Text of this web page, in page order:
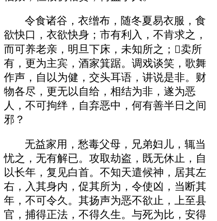
令食诸谷，衣缯布，随冬夏易衣服，食
欲快口，衣欲快身；市有利入，不肯求之，
而可养老亲，明旦下床，未知所之；卖所
有，更为主宾，酒家箕踞。调戏谈笑，歌舞
作声，自以为健，交头耳语，讲说是非。财
物各尽，更无以自给，相结为非，遂为恶
人，不可拘绊，自弃恶中，何有善半日之间
邪？
无益家用，愁毒父母，兄弟妇儿，辄当
忧之，无有解已。攻取劫盗，既无休止，自
以长年，复见白首。不知天遣候神，居其左
右，入其身内，促其所为，令使凶，当断其
年，不可令久。其扬声为恶不欲止，上至县
官，捕得正法，不得久生。与死为比，安得